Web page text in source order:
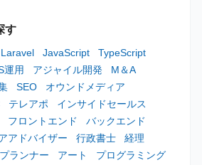
す
Laravel JavaScript
TypeScript
運用 アジャイル開発
M＆A
SEO
オウンドメディア
テレアポ
インサイドセールス
フロントエンド
バックエンド
アドバイザー 行政書士
経理
ランナー アート
プログラミング